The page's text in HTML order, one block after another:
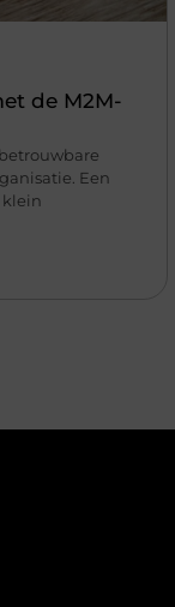
de M2M-
Een